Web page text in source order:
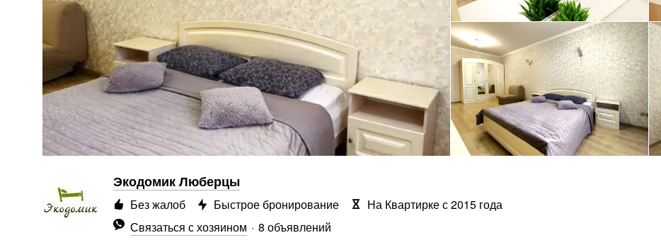
Экодомик Люберцы
Связаться с хозяином 8 объявлений
Без жалоб Быстрое бронирование На Квартирке с 2015 года